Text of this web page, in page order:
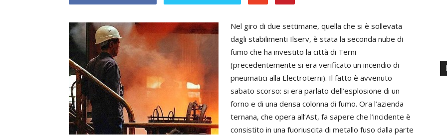
Nel giro di due settimane, quella che si è sollevata
dagli stabilimenti Ilserv, è stata la seconda nube di
fumo che ha investito la città di Terni
(precedentemente si era verificato un incendio di
pneumatici alla Electroterni). Il fatto è avvenuto
sabato scorso: si era parlato dell’esplosione di un
forno e di una densa colonna di fumo. Ora l’azienda
ternana, che opera all’Ast, fa sapere che l’incidente è
consistito in una fuoriuscita di metallo fuso dalla parte